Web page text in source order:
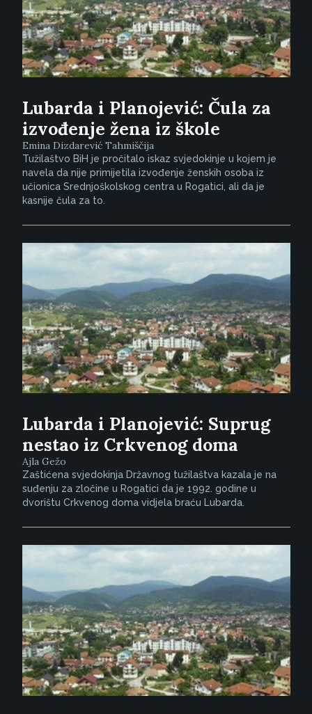
Lubarda i Planojević: Čula za
izvođenje žena iz škole
Emina Dizdarević Tahmiščija
Tužilaštvo BiH je pročitalo iskaz svjedokinje u kojem je
navela da nije primijetila izvođenje ženskih osoba iz
učionica Srednjoškolskog centra u Rogatici, ali da je
kasnije čula za to.
Lubarda i Planojević: Suprug
nestao iz Crkvenog doma
Ajla Gežo
Zaštićena svjedokinja Državnog tužilaštva kazala je na
suđenju za zločine u Rogatici da je 1992. godine u
dvorištu Crkvenog doma vidjela braću Lubarda.